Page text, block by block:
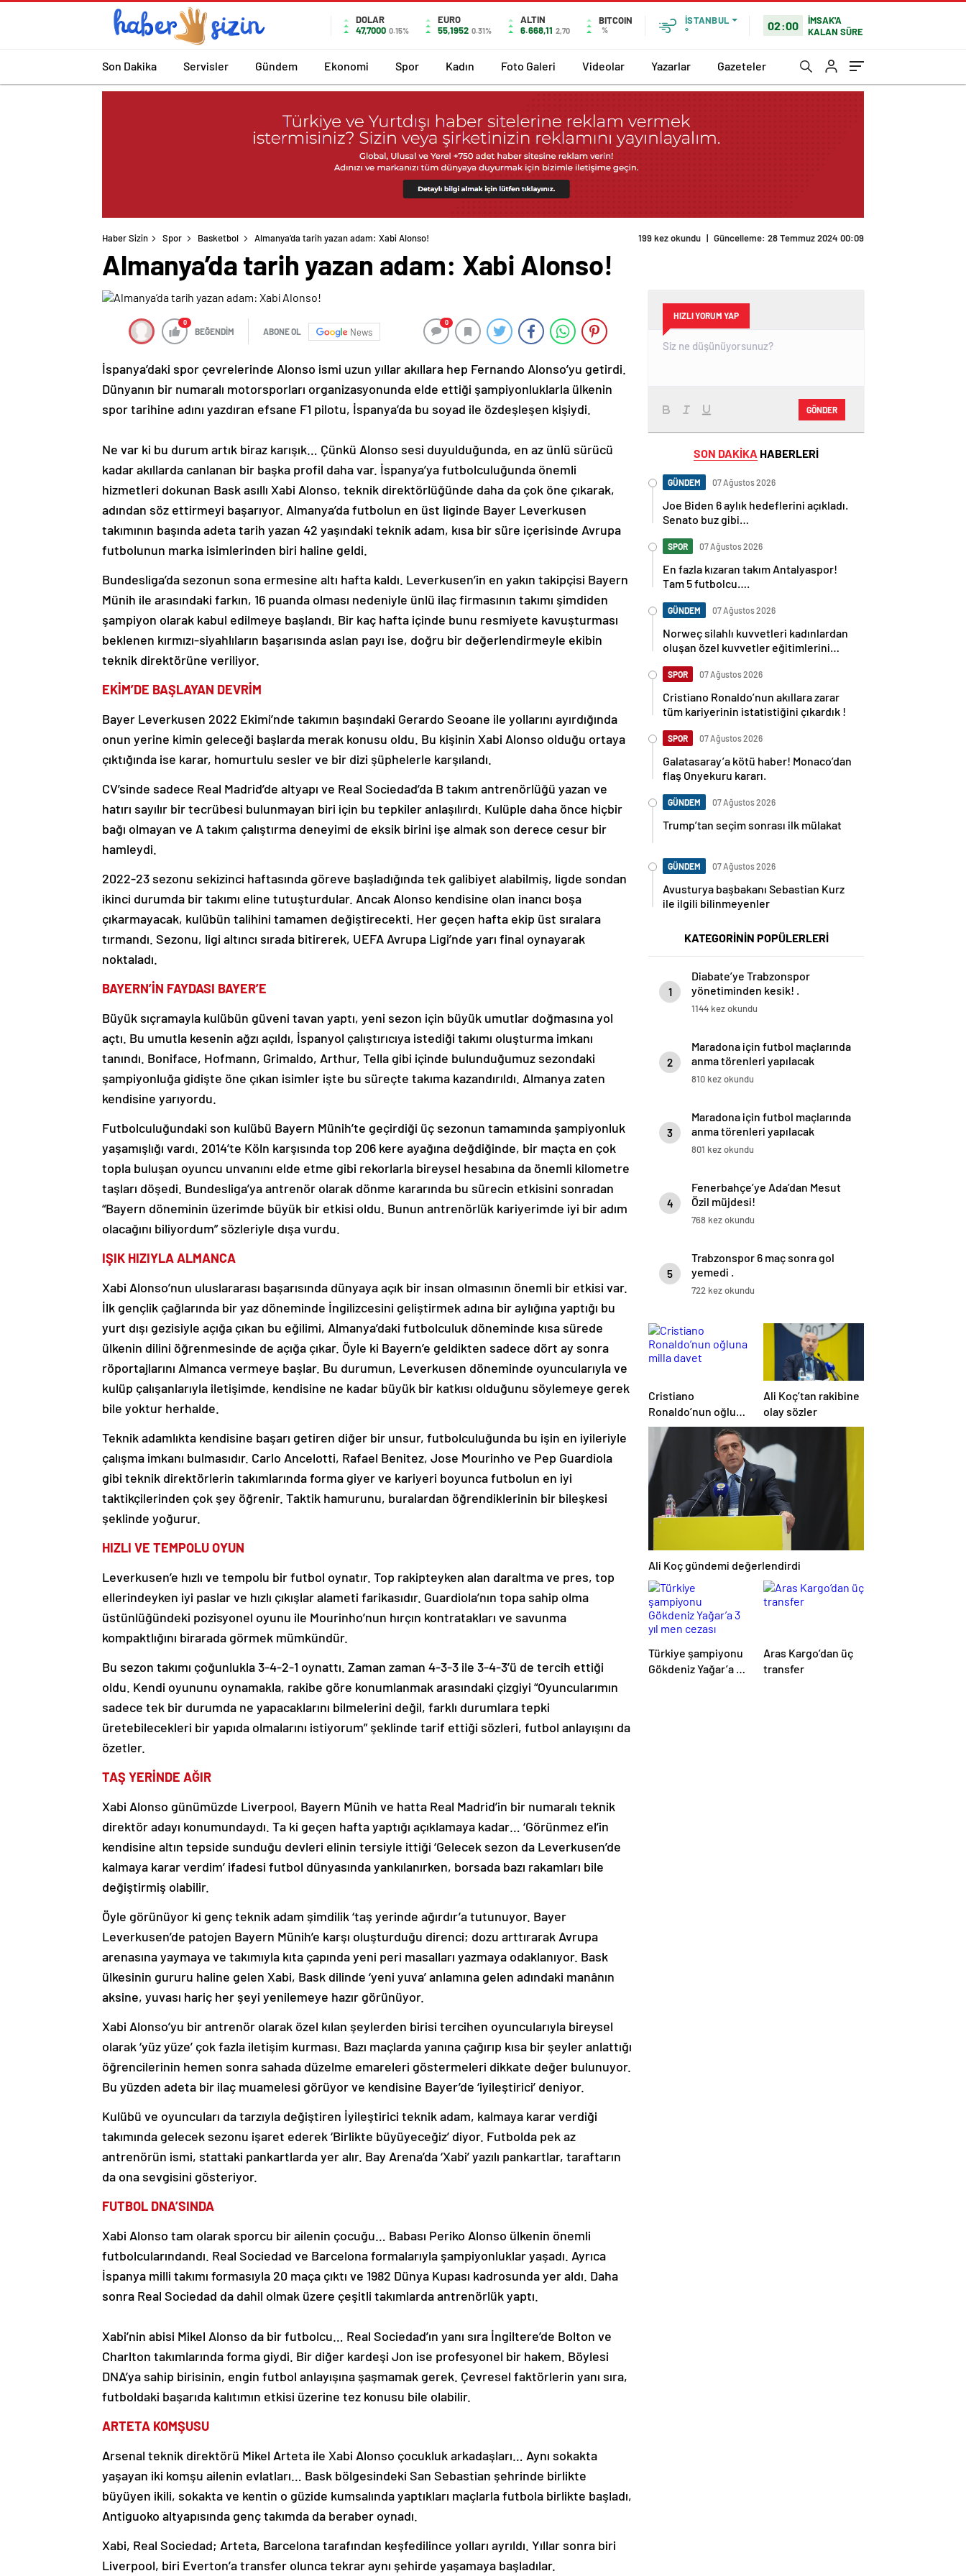
DOLAR
47,7000 0.15%
EURO
55,1952 0.31%
ALTIN
6.668,11 2,70
BITCOIN
%
İSTANBUL
°
02:00
İMSAK'A
KALAN SÜRE
Son Dakika Servisler Gündem Ekonomi Spor Kadın Foto Galeri Videolar Yazarlar Gazeteler
Haber Sizin Spor Basketbol Almanya’da tarih yazan adam: Xabi Alonso! 199 kez okundu | Güncelleme: 28 Temmuz 2024 00:09
Almanya’da tarih yazan adam: Xabi Alonso!
0
BEĞENDİM ABONE OL News
0
İspanya’daki spor çevrelerinde Alonso ismi uzun yıllar akıllara hep Fernando Alonso’yu getirdi.
Dünyanın bir numaralı motorsporları organizasyonunda elde ettiği şampiyonluklarla ülkenin
spor tarihine adını yazdıran efsane F1 pilotu, İspanya’da bu soyad ile özdeşleşen kişiydi.
Ne var ki bu durum artık biraz karışık… Çünkü Alonso sesi duyulduğunda, en az ünlü sürücü
kadar akıllarda canlanan bir başka profil daha var. İspanya’ya futbolculuğunda önemli
hizmetleri dokunan Bask asıllı Xabi Alonso, teknik direktörlüğünde daha da çok öne çıkarak,
adından söz ettirmeyi başarıyor. Almanya’da futbolun en üst liginde Bayer Leverkusen
takımının başında adeta tarih yazan 42 yaşındaki teknik adam, kısa bir süre içerisinde Avrupa
futbolunun marka isimlerinden biri haline geldi.
Bundesliga’da sezonun sona ermesine altı hafta kaldı. Leverkusen’in en yakın takipçisi Bayern
Münih ile arasındaki farkın, 16 puanda olması nedeniyle ünlü ilaç firmasının takımı şimdiden
şampiyon olarak kabul edilmeye başlandı. Bir kaç hafta içinde bunu resmiyete kavuşturması
beklenen kırmızı-siyahlıların başarısında aslan payı ise, doğru bir değerlendirmeyle ekibin
teknik direktörüne veriliyor.
EKİM’DE BAŞLAYAN DEVRİM
Bayer Leverkusen 2022 Ekimi’nde takımın başındaki Gerardo Seoane ile yollarını ayırdığında
onun yerine kimin geleceği başlarda merak konusu oldu. Bu kişinin Xabi Alonso olduğu ortaya
çıktığında ise karar, homurtulu sesler ve bir dizi şüphelerle karşılandı.
CV’sinde sadece Real Madrid’de altyapı ve Real Sociedad’da B takım antrenörlüğü yazan ve
hatırı sayılır bir tecrübesi bulunmayan biri için bu tepkiler anlaşılırdı. Kulüple daha önce hiçbir
bağı olmayan ve A takım çalıştırma deneyimi de eksik birini işe almak son derece cesur bir
hamleydi.
2022-23 sezonu sekizinci haftasında göreve başladığında tek galibiyet alabilmiş, ligde sondan
ikinci durumda bir takımı eline tutuşturdular. Ancak Alonso kendisine olan inancı boşa
çıkarmayacak, kulübün talihini tamamen değiştirecekti. Her geçen hafta ekip üst sıralara
tırmandı. Sezonu, ligi altıncı sırada bitirerek, UEFA Avrupa Ligi’nde yarı final oynayarak
noktaladı.
BAYERN’İN FAYDASI BAYER’E
Büyük sıçramayla kulübün güveni tavan yaptı, yeni sezon için büyük umutlar doğmasına yol
açtı. Bu umutla kesenin ağzı açıldı, İspanyol çalıştırıcıya istediği takımı oluşturma imkanı
tanındı. Boniface, Hofmann, Grimaldo, Arthur, Tella gibi içinde bulunduğumuz sezondaki
şampiyonluğa gidişte öne çıkan isimler işte bu süreçte takıma kazandırıldı. Almanya zaten
kendisine yarıyordu.
Futbolculuğundaki son kulübü Bayern Münih’te geçirdiği üç sezonun tamamında şampiyonluk
yaşamışlığı vardı. 2014’te Köln karşısında top 206 kere ayağına değdiğinde, bir maçta en çok
topla buluşan oyuncu unvanını elde etme gibi rekorlarla bireysel hesabına da önemli kilometre
taşları döşedi. Bundesliga’ya antrenör olarak dönme kararında bu sürecin etkisini sonradan
“Bayern döneminin üzerimde büyük bir etkisi oldu. Bunun antrenörlük kariyerimde iyi bir adım
olacağını biliyordum” sözleriyle dışa vurdu.
IŞIK HIZIYLA ALMANCA
Xabi Alonso’nun uluslararası başarısında dünyaya açık bir insan olmasının önemli bir etkisi var.
İlk gençlik çağlarında bir yaz döneminde İngilizcesini geliştirmek adına bir aylığına yaptığı bu
yurt dışı gezisiyle açığa çıkan bu eğilimi, Almanya’daki futbolculuk döneminde kısa sürede
ülkenin dilini öğrenmesinde de açığa çıkar. Öyle ki Bayern’e geldikten sadece dört ay sonra
röportajlarını Almanca vermeye başlar. Bu durumun, Leverkusen döneminde oyuncularıyla ve
kulüp çalışanlarıyla iletişimde, kendisine ne kadar büyük bir katkısı olduğunu söylemeye gerek
bile yoktur herhalde.
Teknik adamlıkta kendisine başarı getiren diğer bir unsur, futbolculuğunda bu işin en iyileriyle
çalışma imkanı bulmasıdır. Carlo Ancelotti, Rafael Benitez, Jose Mourinho ve Pep Guardiola
gibi teknik direktörlerin takımlarında forma giyer ve kariyeri boyunca futbolun en iyi
taktikçilerinden çok şey öğrenir. Taktik hamurunu, buralardan öğrendiklerinin bir bileşkesi
şeklinde yoğurur.
HIZLI VE TEMPOLU OYUN
Leverkusen’e hızlı ve tempolu bir futbol oynatır. Top rakipteyken alan daraltma ve pres, top
ellerindeyken iyi paslar ve hızlı çıkışlar alameti farikasıdır. Guardiola’nın topa sahip olma
üstünlüğündeki pozisyonel oyunu ile Mourinho’nun hırçın kontratakları ve savunma
kompaktlığını birarada görmek mümkündür.
Bu sezon takımı çoğunlukla 3-4-2-1 oynattı. Zaman zaman 4-3-3 ile 3-4-3’ü de tercih ettiği
oldu. Kendi oyununu oynamakla, rakibe göre konumlanmak arasındaki çizgiyi “Oyuncularımın
sadece tek bir durumda ne yapacaklarını bilmelerini değil, farklı durumlara tepki
üretebilecekleri bir yapıda olmalarını istiyorum” şeklinde tarif ettiği sözleri, futbol anlayışını da
özetler.
TAŞ YERİNDE AĞIR
Xabi Alonso günümüzde Liverpool, Bayern Münih ve hatta Real Madrid’in bir numaralı teknik
direktör adayı konumundaydı. Ta ki geçen hafta yaptığı açıklamaya kadar… ‘Görünmez el’in
kendisine altın tepside sunduğu devleri elinin tersiyle ittiği ‘Gelecek sezon da Leverkusen’de
kalmaya karar verdim’ ifadesi futbol dünyasında yankılanırken, borsada bazı rakamları bile
değiştirmiş olabilir.
Öyle görünüyor ki genç teknik adam şimdilik ‘taş yerinde ağırdır’a tutunuyor. Bayer
Leverkusen’de patojen Bayern Münih’e karşı oluşturduğu direnci; dozu arttırarak Avrupa
arenasına yaymaya ve takımıyla kıta çapında yeni peri masalları yazmaya odaklanıyor. Bask
ülkesinin gururu haline gelen Xabi, Bask dilinde ‘yeni yuva’ anlamına gelen adındaki manânın
aksine, yuvası hariç her şeyi yenilemeye hazır görünüyor.
Xabi Alonso’yu bir antrenör olarak özel kılan şeylerden birisi tercihen oyuncularıyla bireysel
olarak ‘yüz yüze’ çok fazla iletişim kurması. Bazı maçlarda yanına çağırıp kısa bir şeyler anlattığı
öğrencilerinin hemen sonra sahada düzelme emareleri göstermeleri dikkate değer bulunuyor.
Bu yüzden adeta bir ilaç muamelesi görüyor ve kendisine Bayer’de ‘iyileştirici’ deniyor.
Kulübü ve oyuncuları da tarzıyla değiştiren İyileştirici teknik adam, kalmaya karar verdiği
takımında gelecek sezonu işaret ederek ‘Birlikte büyüyeceğiz’ diyor. Futbolda pek az
antrenörün ismi, stattaki pankartlarda yer alır. Bay Arena’da ‘Xabi’ yazılı pankartlar, taraftarın
da ona sevgisini gösteriyor.
FUTBOL DNA’SINDA
Xabi Alonso tam olarak sporcu bir ailenin çocuğu… Babası Periko Alonso ülkenin önemli
futbolcularındandı. Real Sociedad ve Barcelona formalarıyla şampiyonluklar yaşadı. Ayrıca
İspanya milli takımı formasıyla 20 maça çıktı ve 1982 Dünya Kupası kadrosunda yer aldı. Daha
sonra Real Sociedad da dahil olmak üzere çeşitli takımlarda antrenörlük yaptı.
Xabi’nin abisi Mikel Alonso da bir futbolcu… Real Sociedad’ın yanı sıra İngiltere’de Bolton ve
Charlton takımlarında forma giydi. Bir diğer kardeşi Jon ise profesyonel bir hakem. Böylesi
DNA’ya sahip birisinin, engin futbol anlayışına şaşmamak gerek. Çevresel faktörlerin yanı sıra,
futboldaki başarıda kalıtımın etkisi üzerine tez konusu bile olabilir.
ARTETA KOMŞUSU
Arsenal teknik direktörü Mikel Arteta ile Xabi Alonso çocukluk arkadaşları… Aynı sokakta
yaşayan iki komşu ailenin evlatları… Bask bölgesindeki San Sebastian şehrinde birlikte
büyüyen ikili, sokakta ve kentin o güzide kumsalında yaptıkları maçlarla futbola birlikte başladı,
Antiguoko altyapısında genç takımda da beraber oynadı.
Xabi, Real Sociedad; Arteta, Barcelona tarafından keşfedilince yolları ayrıldı. Yıllar sonra biri
Liverpool, biri Everton’a transfer olunca tekrar aynı şehirde yaşamaya başladılar.
HIZLI YORUM YAP
GÖNDER
SON DAKİKA HABERLERİ
GÜNDEM 07 Ağustos 2026
Joe Biden 6 aylık hedeflerini açıkladı.
Senato buz gibi…
SPOR 07 Ağustos 2026
En fazla kızaran takım Antalyaspor!
Tam 5 futbolcu….
GÜNDEM 07 Ağustos 2026
Norweç silahlı kuvvetleri kadınlardan
oluşan özel kuvvetler eğitimlerini
SPOR 07 Ağustos 2026
Cristiano Ronaldo’nun akıllara zarar
tüm kariyerinin istatistiğini çıkardık !
SPOR 07 Ağustos 2026
Galatasaray’a kötü haber! Monaco’dan
flaş Onyekuru kararı.
GÜNDEM 07 Ağustos 2026
Trump’tan seçim sonrası ilk mülakat
GÜNDEM 07 Ağustos 2026
Avusturya başbakanı Sebastian Kurz
ile ilgili bilinmeyenler
KATEGORİNİN POPÜLERLERİ
1
Diabate’ye Trabzonspor
yönetiminden kesik! .
1144 kez okundu
2
Maradona için futbol maçlarında
anma törenleri yapılacak
810 kez okundu
3
Maradona için futbol maçlarında
anma törenleri yapılacak
801 kez okundu
4
Fenerbahçe’ye Ada’dan Mesut
Özil müjdesi!
768 kez okundu
5
Trabzonspor 6 maç sonra gol
yemedi .
722 kez okundu
Cristiano
Ronaldo’nun oğluna
milla davet
Ali Koç’tan rakibine
olay sözler
Ali Koç gündemi değerlendirdi
Türkiye şampiyonu
Gökdeniz Yağar’a 3
Aras Kargo’dan üç
transfer